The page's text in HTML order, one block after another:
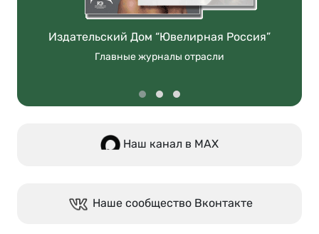
Издательский Дом “Ювелирная Россия”
Главные журналы отрасли
Наш канал в МАХ
Наше сообщество Вконтакте